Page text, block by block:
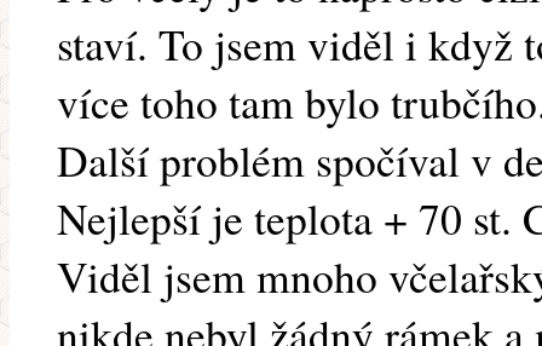
staví. To jsem viděl i když
více toho tam bylo
Další problém spočíval v
Nejlepší je teplota + 70 st.
Viděl jsem mnoho
nikde nebyl žádný rámek a